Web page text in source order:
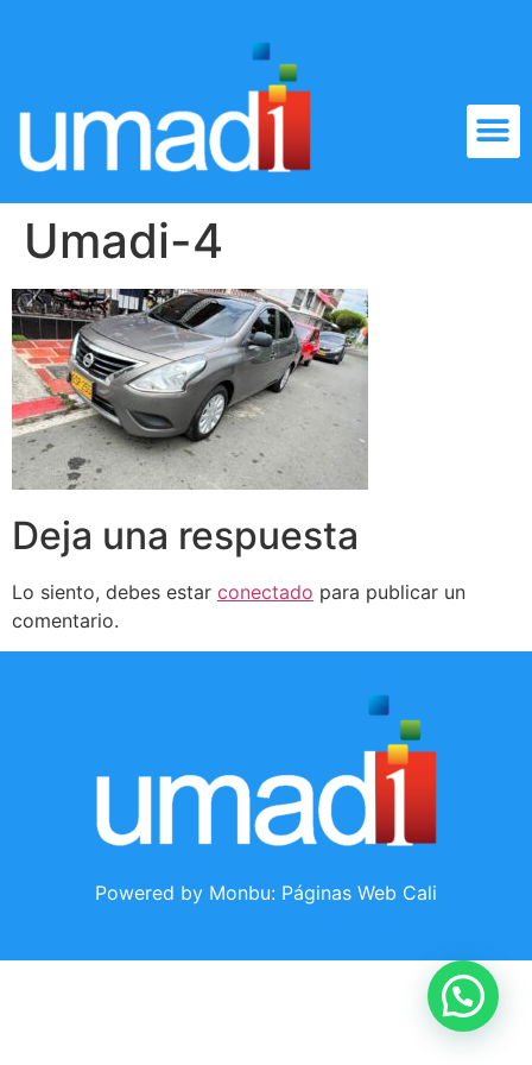
Umadi-4
Deja una respuesta
Lo siento, debes estar conectado para publicar un
comentario.
Powered by Monbu: Páginas Web Cali